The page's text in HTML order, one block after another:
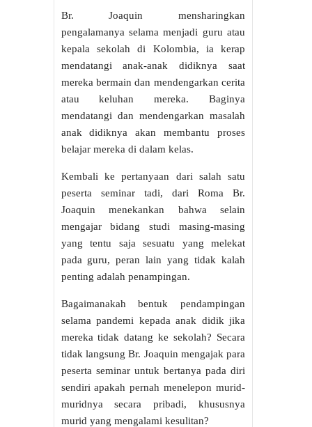
Br. Joaquin mensharingkan
pengalamanya selama menjadi guru atau
kepala sekolah di Kolombia, ia kerap
mendatangi anak-anak didiknya saat
mereka bermain dan mendengarkan cerita
atau keluhan mereka. Baginya
mendatangi dan mendengarkan masalah
anak didiknya akan membantu proses
belajar mereka di dalam kelas.
Kembali ke pertanyaan dari salah satu
peserta seminar tadi, dari Roma Br.
Joaquin menekankan bahwa selain
mengajar bidang studi masing-masing
yang tentu saja sesuatu yang melekat
pada guru, peran lain yang tidak kalah
penting adalah penampingan.
Bagaimanakah bentuk pendampingan
selama pandemi kepada anak didik jika
mereka tidak datang ke sekolah? Secara
tidak langsung Br. Joaquin mengajak para
peserta seminar untuk bertanya pada diri
sendiri apakah pernah menelepon murid-
muridnya secara pribadi, khususnya
murid yang mengalami kesulitan?